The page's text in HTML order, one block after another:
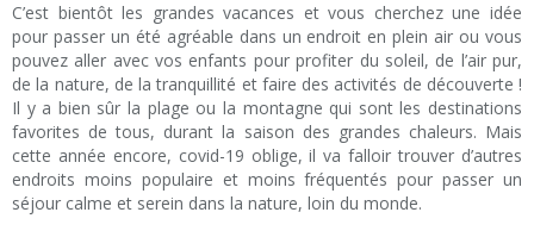
C’est bientôt les grandes vacances et vous cherchez une idée
pour passer un été agréable dans un endroit en plein air ou vous
pouvez aller avec vos enfants pour profiter du soleil, de l’air pur,
de la nature, de la tranquillité et faire des activités de découverte !
Il y a bien sûr la plage ou la montagne qui sont les destinations
favorites de tous, durant la saison des grandes chaleurs. Mais
cette année encore, covid-19 oblige, il va falloir trouver d’autres
endroits moins populaire et moins fréquentés pour passer un
séjour calme et serein dans la nature, loin du monde.